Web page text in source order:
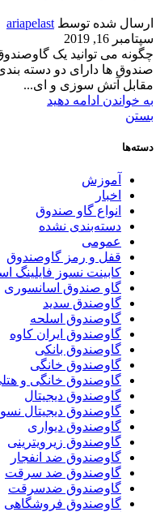
ارسال شده توسط ariapelast
سپتامبر 16, 2019
چگونه می توانید یک
صندوق ها دارای دو دسته
مقابل آتش سوزی و ای...
به خواندن ادامه دهید
بستن
دسته‌ها
آموزش
اخبار
انواع گاو صندوق
دسته‌بندی نشده
عمومی
قفل و رمز گاوصندوق
کابینت نسوز فایلینگ
گاو صندوق اسانسوری
گاوصندق سدید
گاوصندوق اسلحه
گاوصندوق ایران کاوه
گاوصندوق بانکی
گاوصندوق خانگی
گاوصندوق خانگی و
گاوصندوق دیجیتال
گاوصندوق دیجیتال
گاوصندوق دیواری
گاوصندوق زیرویترینی
گاوصندوق ضد انفجار
گاوصندوق ضد سرقت
گاوصندوق ضدسرقت
گاوصندوق فروشگاهی